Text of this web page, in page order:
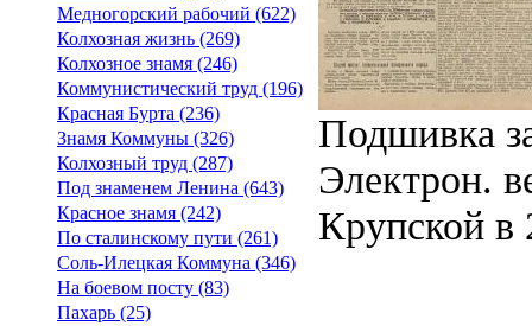
Медногорский рабочий (622)
Колхозная жизнь (269)
Колхозное знамя (246)
Коммунистический труд (196)
Красная Бурта (236)
Знамя Коммуны (326)
Колхозный труд (287)
Под знаменем Ленина (643)
Красное знамя (242)
По сталинскому пути (261)
Соль-Илецкая Коммуна (346)
На боевом посту (83)
Пахарь (25)
Подшивка
Электрон.
Крупской в